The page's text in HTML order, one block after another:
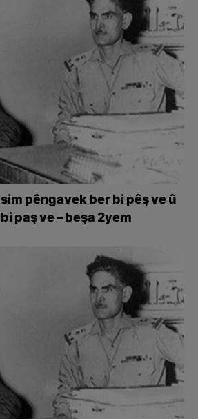
pêngavek ber bi pêş ve û
paş ve – beşa 2yem